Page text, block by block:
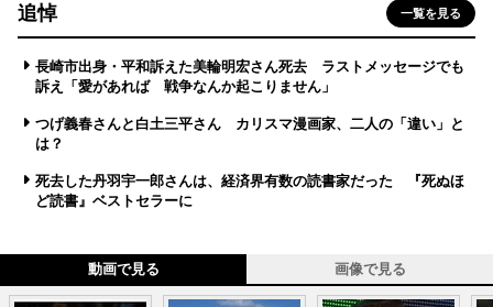
追悼 一覧を見る
長崎市出身・平和訴えた美輪明宏さん死去 ラストメッセージでも
訴え「愛があれば 戦争なんか起こりません」
つげ義春さんと白土三平さん カリスマ漫画家、二人の「違い」と
は？
死去した丹羽宇一郎さんは、経済界有数の読書家だった 『死ぬほ
ど読書』ベストセラーに
動画で見る 画像で見る